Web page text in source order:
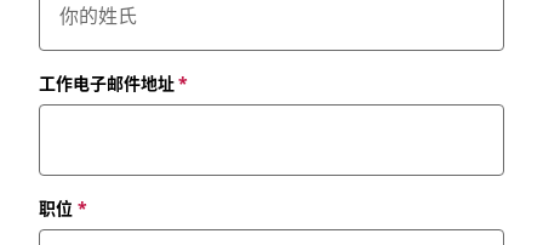
工作电子邮件地址*
职位 *